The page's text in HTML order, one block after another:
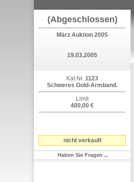
(Abgeschlossen)
März Auktion 2005
19.03.2005
Kat.Nr. 1123
Schweres Gold-Armband.
Limit
400,00 €
nicht verkauft
Haben Sie Fragen ...